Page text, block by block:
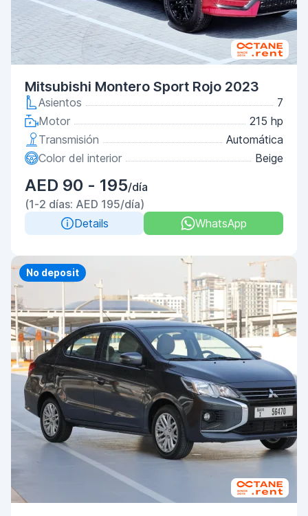
Mitsubishi Montero Sport Rojo 2023
Asientos
7
Motor
215 hp
Transmisión
Automática
Color del interior
Beige
AED 90 - 195/día
(1-2 días: AED 195/día)
Details
WhatsApp
Priority
No deposit